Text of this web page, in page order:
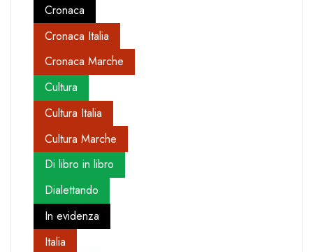
Cronaca
Cronaca Italia
Cronaca Marche
Cultura
Cultura Italia
Cultura Marche
Di libro in libro
Dialettando
In evidenza
Italia